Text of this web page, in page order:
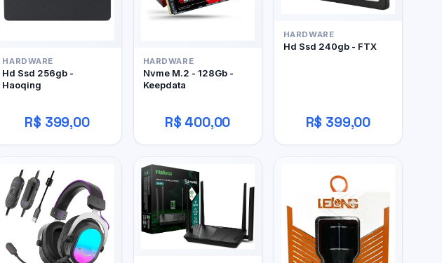
HARDWARE
Hd Ssd 256gb -
Haoqing
R$ 399,00
HARDWARE
Nvme M.2 - 128Gb -
Keepdata
R$ 400,00
HARDWARE
Hd Ssd 240gb - FTX
R$ 399,00